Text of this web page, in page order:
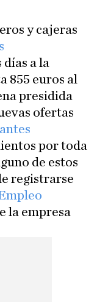
y cajeras
días a la
855 euros al
presidida
ofertas
por toda
de estos
registrarse
la empresa